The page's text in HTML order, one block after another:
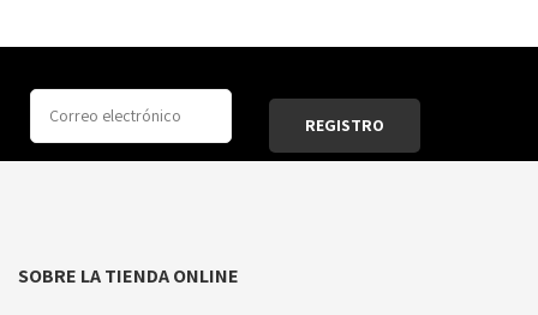
SOBRE LA TIENDA ONLINE